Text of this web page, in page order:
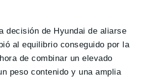
decisión de Hyundai de aliarse
al equilibrio conseguido por la
de combinar un elevado
peso contenido y una amplia